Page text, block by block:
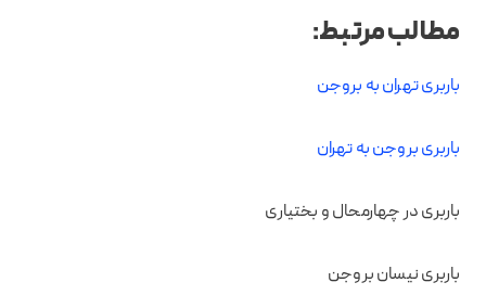
مطالب مرتبط:
باربری تهران به بروجن
باربری بروجن به تهران
باربری در چهارمحال و بختیاری
باربری نیسان بروجن